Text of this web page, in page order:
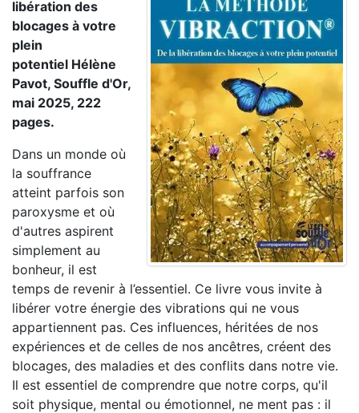
libération des
blocages à votre
plein
potentiel Hélène
Pavot, Souffle d'Or,
mai 2025, 222
pages.
Dans un monde où
la souffrance
atteint parfois son
paroxysme et où
d'autres aspirent
simplement au
bonheur, il est
temps de revenir à l’essentiel. Ce livre vous invite à
libérer votre énergie des vibrations qui ne vous
appartiennent pas. Ces influences, héritées de nos
expériences et de celles de nos ancêtres, créent des
blocages, des maladies et des conflits dans notre vie.
Il est essentiel de comprendre que notre corps, qu'il
soit physique, mental ou émotionnel, ne ment pas : il